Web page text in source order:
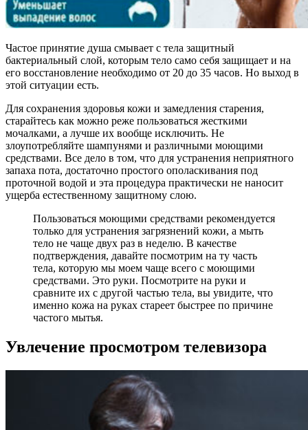
Частое принятие душа смывает с тела защитный
бактериальный слой, которым тело само себя защищает и на
его восстановление необходимо от 20 до 35 часов. Но выход в
этой ситуации есть.
Для сохранения здоровья кожи и замедления старения,
старайтесь как можно реже пользоваться жесткими
мочалками, а лучше их вообще исключить. Не
злоупотребляйте шампунями и различными моющими
средствами. Все дело в том, что для устранения неприятного
запаха пота, достаточно простого ополаскивания под
проточной водой и эта процедура практически не наносит
ущерба естественному защитному слою.
Пользоваться моющими средствами рекомендуется
только для устранения загрязнений кожи, а мыть
тело не чаще двух раз в неделю. В качестве
подтверждения, давайте посмотрим на ту часть
тела, которую мы моем чаще всего с моющими
средствами. Это руки. Посмотрите на руки и
сравните их с другой частью тела, вы увидите, что
именно кожа на руках стареет быстрее по причине
частого мытья.
Увлечение просмотром телевизора